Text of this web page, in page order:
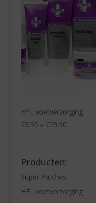
HFL voetverzorging
€3.95 – €29.90Price
Producten:
Super Patches
HFL voetverzorging